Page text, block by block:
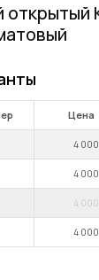
Цена
4 000
4 000
4 000
4 000